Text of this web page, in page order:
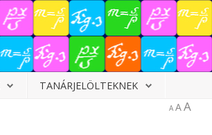
TANÁRJELÖLTEKNEK
A AA